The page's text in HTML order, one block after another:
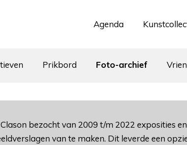
Agenda
Prikbord Foto-archief
bezocht van 2009 t/m 2022 exposities
van te maken. Dit leverde een